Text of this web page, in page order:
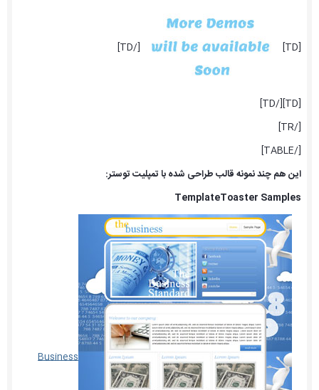
[TD]
[/TD]
[TD][/TD]
[/TR]
[/TABLE]
این هم چند نمونه قالب طراحی شده با تمپلیت توستر:
TemplateToaster Samples
Business